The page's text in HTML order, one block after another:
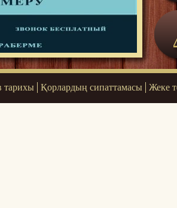
тарихы Қорлардың сипаттамасы Жеке